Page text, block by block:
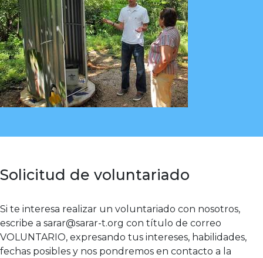
Solicitud de voluntariado
Si te interesa realizar un voluntariado con nosotros,
escribe a sarar@sarar-t.org con título de correo
VOLUNTARIO, expresando tus intereses, habilidades,
fechas posibles y nos pondremos en contacto a la